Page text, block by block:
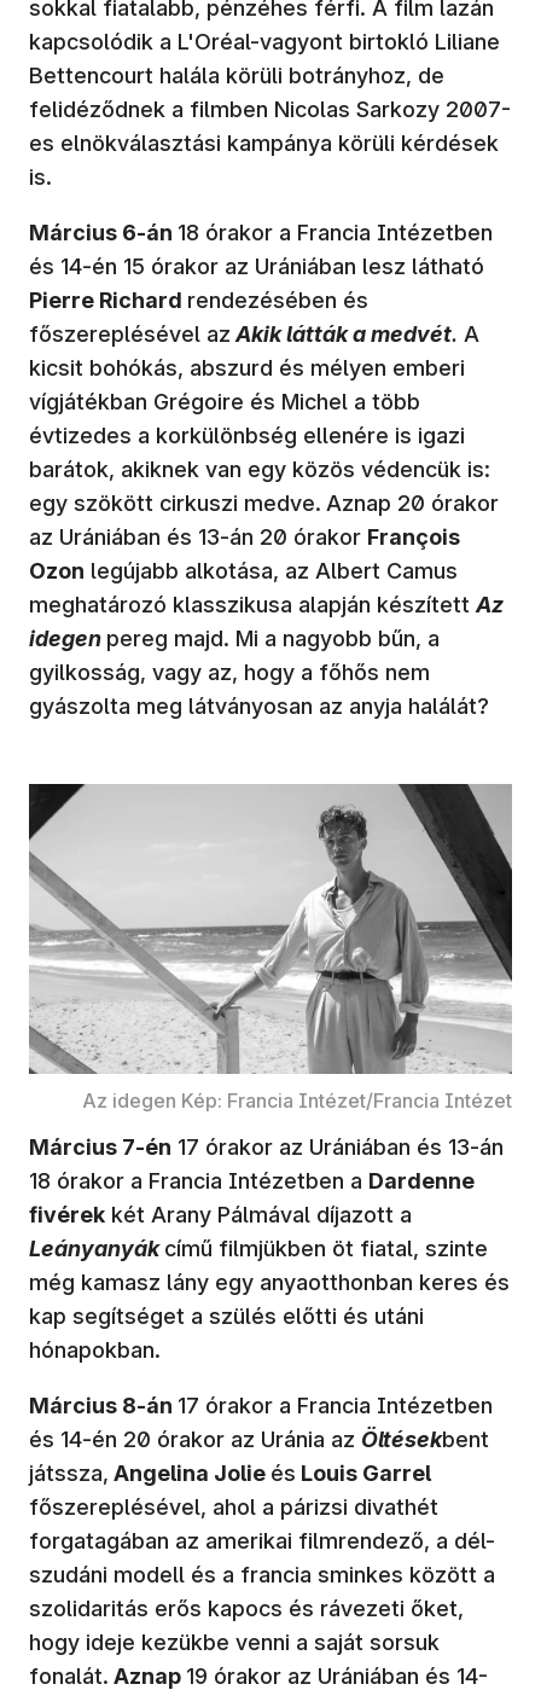
sokkal fiatalabb, pénzéhes férfi. A film lazán
kapcsolódik a L'Oréal-vagyont birtokló Liliane
Bettencourt halála körüli botrányhoz, de
felidéződnek a filmben Nicolas Sarkozy 2007-
es elnökválasztási kampánya körüli kérdések
is.
Március 6-án 18 órakor a Francia Intézetben
és 14-én 15 órakor az Urániában lesz látható
Pierre Richard rendezésében és
főszereplésével az Akik látták a medvét. A
kicsit bohókás, abszurd és mélyen emberi
vígjátékban Grégoire és Michel a több
évtizedes a korkülönbség ellenére is igazi
barátok, akiknek van egy közös védencük is:
egy szökött cirkuszi medve. Aznap 20 órakor
az Urániában és 13-án 20 órakor François
Ozon legújabb alkotása, az Albert Camus
meghatározó klasszikusa alapján készített Az
idegen pereg majd. Mi a nagyobb bűn, a
gyilkosság, vagy az, hogy a főhős nem
gyászolta meg látványosan az anyja halálát?
Az idegen Kép: Francia Intézet/Francia Intézet
Március 7-én 17 órakor az Urániában és 13-án
18 órakor a Francia Intézetben a Dardenne
fivérek két Arany Pálmával díjazott a
Leányanyák című filmjükben öt fiatal, szinte
még kamasz lány egy anyaotthonban keres és
kap segítséget a szülés előtti és utáni
hónapokban.
Március 8-án 17 órakor a Francia Intézetben
és 14-én 20 órakor az Uránia az Öltésekbent
játssza, Angelina Jolie és Louis Garrel
főszereplésével, ahol a párizsi divathét
forgatagában az amerikai filmrendező, a dél-
szudáni modell és a francia sminkes között a
szolidaritás erős kapocs és rávezeti őket,
hogy ideje kezükbe venni a saját sorsuk
fonalát. Aznap 19 órakor az Urániában és 14-